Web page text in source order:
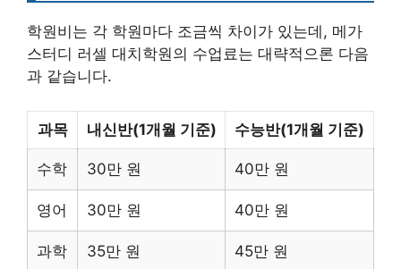
학원비는 각 학원마다 조금씩 차이가 있는데, 메가
스터디 러셀 대치학원의 수업료는 대략적으론 다음
과 같습니다.
과목 내신반(1개월 기준) 수능반(1개월 기준)
수학 30만 원 40만 원
영어 30만 원 40만 원
과학 35만 원 45만 원